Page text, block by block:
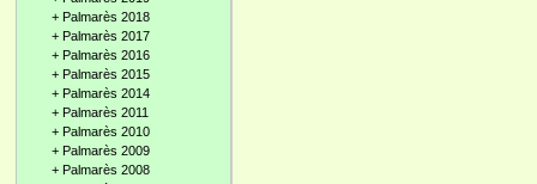
+ Palmarès 2018
+ Palmarès 2017
+ Palmarès 2016
+ Palmarès 2015
+ Palmarès 2014
+ Palmarès 2011
+ Palmarès 2010
+ Palmarès 2009
+ Palmarès 2008